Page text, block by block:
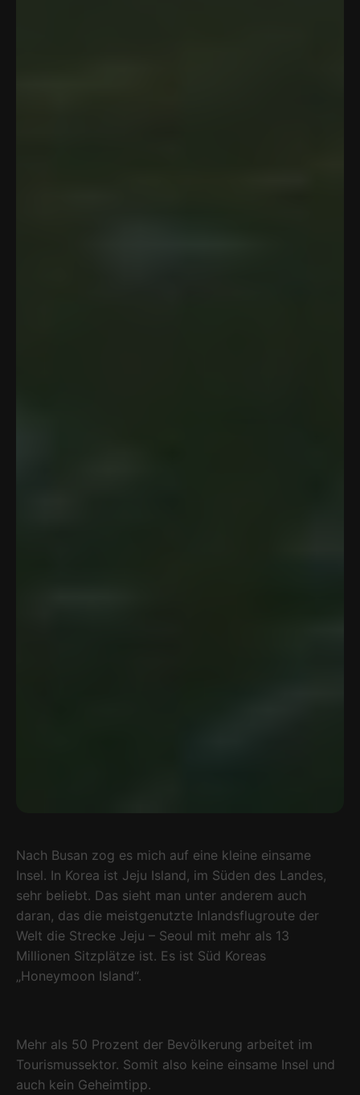
Nach Busan zog es mich auf eine kleine einsame
Insel. In Korea ist Jeju Island, im Süden des Landes,
sehr beliebt. Das sieht man unter anderem auch
daran, das die meistgenutzte Inlandsflugroute der
Welt die Strecke Jeju – Seoul mit mehr als 13
Millionen Sitzplätze ist. Es ist Süd Koreas
„Honeymoon Island“.
Mehr als 50 Prozent der Bevölkerung arbeitet im
Tourismussektor. Somit also keine einsame Insel und
auch kein Geheimtipp.